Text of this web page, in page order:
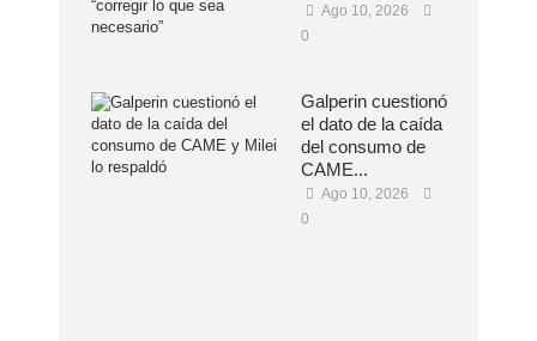
Ago 10, 2026
0
Galperin cuestionó
el dato de la caída
del consumo de
CAME...
Ago 10, 2026
0